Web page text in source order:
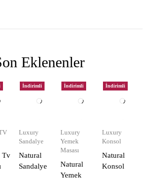
Eklenenler
Tv
İndirimli
Luxury
Sandalye
Natural
Sandalye
İndirimli
Luxury
Yemek
Masası
Natural
Yemek
İndirimli
Luxury
Konsol
Natural
Konsol